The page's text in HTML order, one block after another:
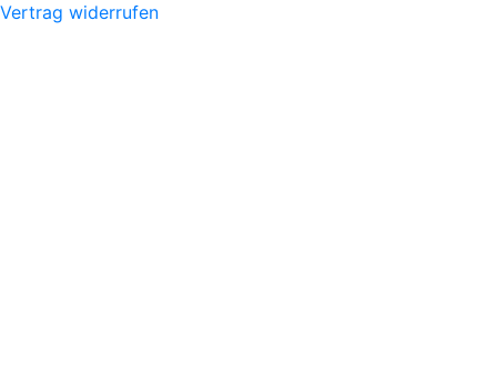
Vertrag widerrufen